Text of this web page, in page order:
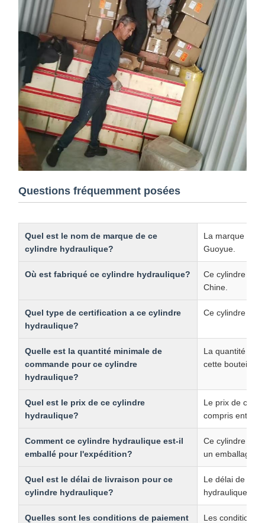
Questions fréquemment posées
Quel est le nom de marque de ce
cylindre hydraulique?
La marque de
Guoyue.
Où est fabriqué ce cylindre hydraulique?
Ce cylindre
Chine.
Quel type de certification a ce cylindre
hydraulique?
Ce cylindre
Quelle est la quantité minimale de
commande pour ce cylindre
hydraulique?
La quantité
cette bouteille
Quel est le prix de ce cylindre
hydraulique?
Le prix de ce
compris entre
Comment ce cylindre hydraulique est-il
emballé pour l'expédition?
Ce cylindre
un emballage
Quel est le délai de livraison pour ce
cylindre hydraulique?
Le délai de
hydraulique est
Quelles sont les conditions de paiement
Les conditions